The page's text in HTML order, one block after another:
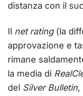
distanza con il
Il net rating(la
approvazione e
rimane
la media di
del Silver Bulletin,